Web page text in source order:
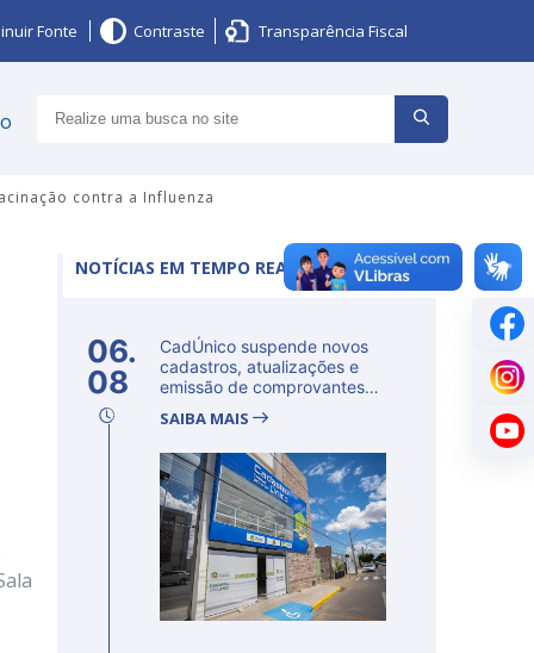
Fonte Contraste Transparência Fiscal
contra a Influenza
NOTÍCIAS EM TEMPO REAL
06.
08
CadÚnico suspende novos
cadastros, atualizações e
emissão de comprovantes
SAIBA MAIS